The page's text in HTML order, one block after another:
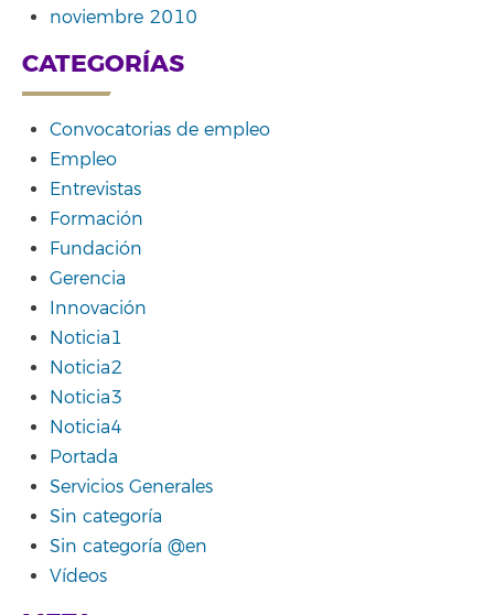
noviembre 2010
CATEGORÍAS
Convocatorias de empleo
Empleo
Entrevistas
Formación
Fundación
Gerencia
Innovación
Noticia1
Noticia2
Noticia3
Noticia4
Portada
Servicios Generales
Sin categoría
Sin categoría @en
Vídeos